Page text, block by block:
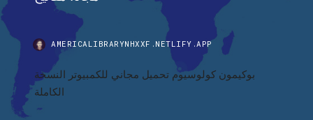
AMERICALIBRARYNHXXF.NETLIFY.APP
بوكيمون كولوسيوم تحميل مجاني للكمبيوتر النسخة
الكاملة